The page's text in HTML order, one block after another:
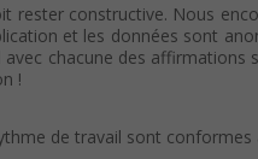
rester constructive. Nous
et les données sont
chacune des
!
de travail sont conformes